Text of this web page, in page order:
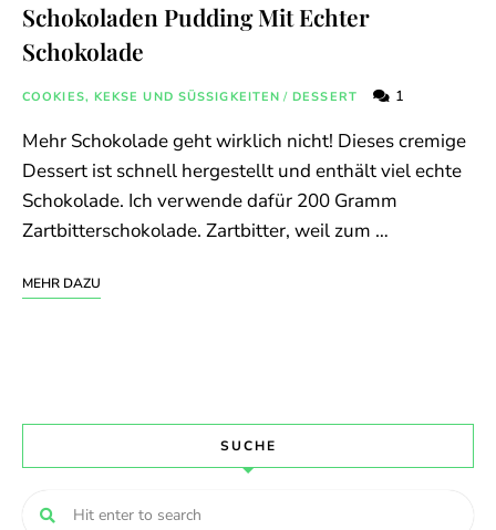
Schokoladen Pudding Mit Echter
Schokolade
COOKIES, KEKSE UND SÜSSIGKEITEN / DESSERT 1
Mehr Schokolade geht wirklich nicht! Dieses cremige
Dessert ist schnell hergestellt und enthält viel echte
Schokolade. Ich verwende dafür 200 Gramm
Zartbitterschokolade. Zartbitter, weil zum …
MEHR DAZU
SUCHE